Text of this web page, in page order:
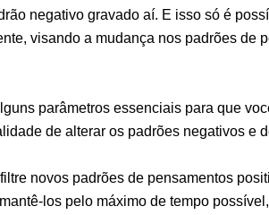
negativo gravado aí. E isso só é
visando a mudança nos padrões de
parâmetros essenciais para que
de alterar os padrões negativos e
novos padrões de pensamentos
mantê-los pelo máximo de tempo